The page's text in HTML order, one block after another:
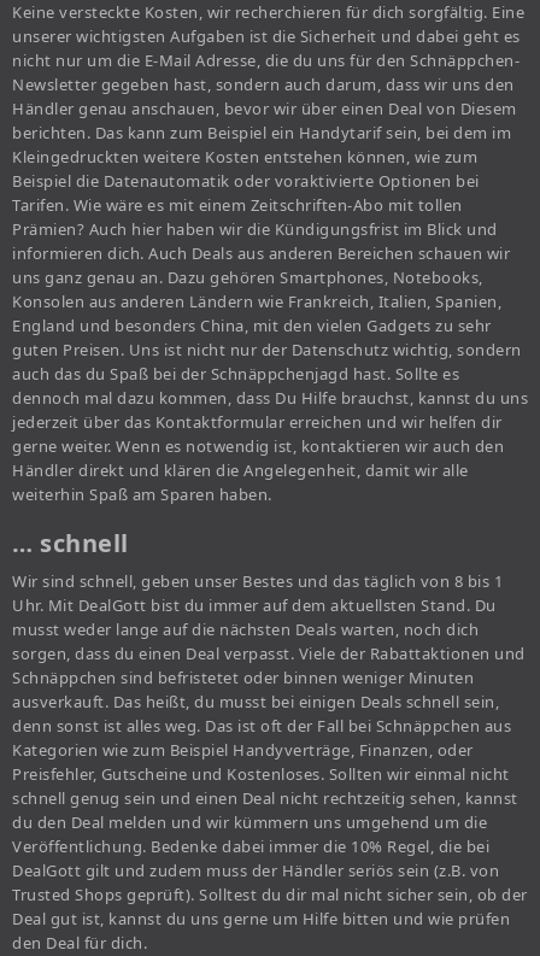
Keine versteckte Kosten, wir recherchieren für dich sorgfältig. Eine
unserer wichtigsten Aufgaben ist die Sicherheit und dabei geht es
nicht nur um die E-Mail Adresse, die du uns für den Schnäppchen-
Newsletter gegeben hast, sondern auch darum, dass wir uns den
Händler genau anschauen, bevor wir über einen Deal von Diesem
berichten. Das kann zum Beispiel ein Handytarif sein, bei dem im
Kleingedruckten weitere Kosten entstehen können, wie zum
Beispiel die Datenautomatik oder voraktivierte Optionen bei
Tarifen. Wie wäre es mit einem Zeitschriften-Abo mit tollen
Prämien? Auch hier haben wir die Kündigungsfrist im Blick und
informieren dich. Auch Deals aus anderen Bereichen schauen wir
uns ganz genau an. Dazu gehören Smartphones, Notebooks,
Konsolen aus anderen Ländern wie Frankreich, Italien, Spanien,
England und besonders China, mit den vielen Gadgets zu sehr
guten Preisen. Uns ist nicht nur der Datenschutz wichtig, sondern
auch das du Spaß bei der Schnäppchenjagd hast. Sollte es
dennoch mal dazu kommen, dass Du Hilfe brauchst, kannst du uns
jederzeit über das Kontaktformular erreichen und wir helfen dir
gerne weiter. Wenn es notwendig ist, kontaktieren wir auch den
Händler direkt und klären die Angelegenheit, damit wir alle
weiterhin Spaß am Sparen haben.
… schnell
Wir sind schnell, geben unser Bestes und das täglich von 8 bis 1
Uhr. Mit DealGott bist du immer auf dem aktuellsten Stand. Du
musst weder lange auf die nächsten Deals warten, noch dich
sorgen, dass du einen Deal verpasst. Viele der Rabattaktionen und
Schnäppchen sind befristetet oder binnen weniger Minuten
ausverkauft. Das heißt, du musst bei einigen Deals schnell sein,
denn sonst ist alles weg. Das ist oft der Fall bei Schnäppchen aus
Kategorien wie zum Beispiel Handyverträge, Finanzen, oder
Preisfehler, Gutscheine und Kostenloses. Sollten wir einmal nicht
schnell genug sein und einen Deal nicht rechtzeitig sehen, kannst
du den Deal melden und wir kümmern uns umgehend um die
Veröffentlichung. Bedenke dabei immer die 10% Regel, die bei
DealGott gilt und zudem muss der Händler seriös sein (z.B. von
Trusted Shops geprüft). Solltest du dir mal nicht sicher sein, ob der
Deal gut ist, kannst du uns gerne um Hilfe bitten und wie prüfen
den Deal für dich.